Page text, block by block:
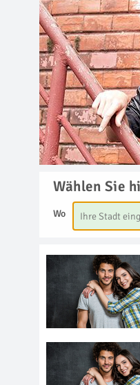
Wählen Sie
Wo